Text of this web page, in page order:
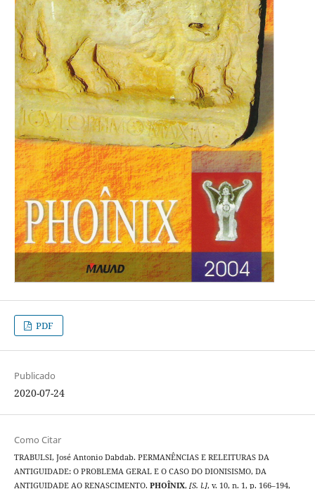
PDF
Publicado
2020-07-24
Como Citar
TRABULSI, José Antonio Dabdab. PERMANÊNCIAS E RELEITURAS DA
ANTIGUIDADE: O PROBLEMA GERAL E O CASO DO DIONISISMO, DA
ANTIGUIDADE AO RENASCIMENTO. PHOÎNIX, [S. l.], v. 10, n. 1, p. 166–194,